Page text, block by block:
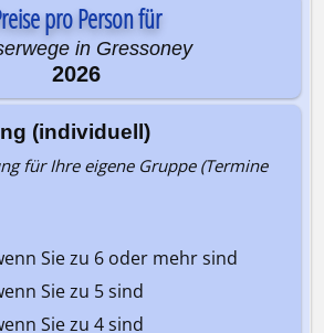
pro Person für
in Gressoney
2026
(individuell)
für Ihre eigene Gruppe (Termine
Sie zu 6 oder mehr sind
Sie zu 5 sind
Sie zu 4 sind